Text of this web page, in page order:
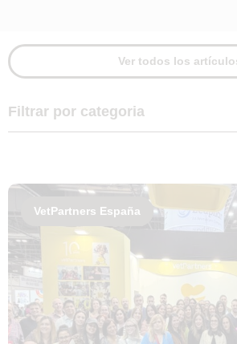
Ver todos los
Filtrar por categoria
VetPartners España